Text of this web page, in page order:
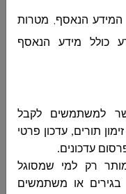
המידע הנאסף, מטרות
כולל מידע הנאסף
למשתמשים לקבל
תורים, עדכון פרטי
עדכונים.
רק למי שמסוגל
או משתמשים